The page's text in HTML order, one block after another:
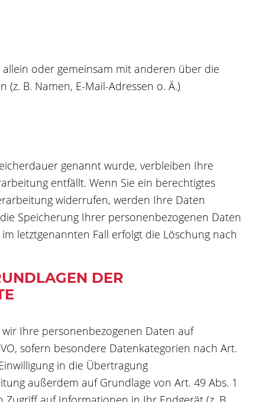
oder gemeinsam mit anderen über die
B. Namen, E-Mail-Adressen o. Ä.)
genannt wurde, verbleiben Ihre
entfällt. Wenn Sie ein berechtigtes
widerrufen, werden Ihre Daten
Speicherung Ihrer personenbezogenen Daten
letztgenannten Fall erfolgt die Löschung nach
DER
Ihre personenbezogenen Daten auf
sofern besondere Datenkategorien nach Art.
in die Übertragung
außerdem auf Grundlage von Art. 49 Abs. 1